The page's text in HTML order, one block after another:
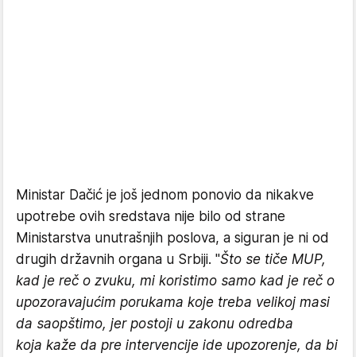
Ministar Dačić je još jednom ponovio da nikakve
upotrebe ovih sredstava nije bilo od strane
Ministarstva unutrašnjih poslova, a siguran je ni od
drugih državnih organa u Srbiji. "Što se tiče MUP,
kad je reč o zvuku, mi koristimo samo kad je reč o
upozoravajućim porukama koje treba velikoj masi
da saopštimo, jer postoji u zakonu odredba
koja kaže da pre intervencije ide upozorenje, da bi